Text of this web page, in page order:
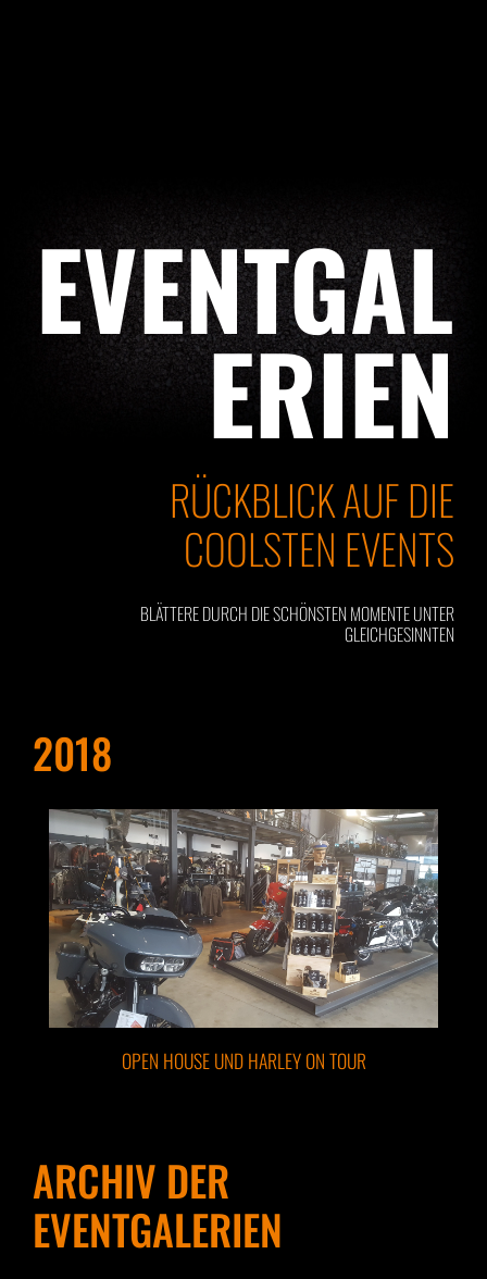
EVENTGAL
ERIEN
RÜCKBLICK AUF DIE
COOLSTEN EVENTS
BLÄTTERE DURCH DIE SCHÖNSTEN MOMENTE UNTER
GLEICHGESINNTEN
2018
OPEN HOUSE UND HARLEY ON TOUR
ARCHIV DER
EVENTGALERIEN